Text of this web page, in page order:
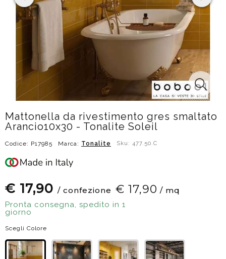
Mattonella da rivestimento gres smaltato
Arancio10x30 - Tonalite Soleil
Codice: P17985 Marca: Tonalite Sku: 477.50.C
€ 17,90 / confezione € 17,90 / mq
Pronta consegna, spedito in 1
giorno
Scegli Colore